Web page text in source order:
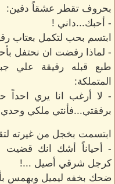
بحروف تقطر عشقاً دفين:
- أحبك...داني !
ابتسم بحب لتكمل بعتاب
- لماذا رفضت ان نحتفل
طبع قبله رقيقة علي
المتملكة:
- لا أرغب انا يري
برفقتي...فأنتي ملكي
ابتسمت بخجل من غيرته
- أحياناً أشك انك قضيت
كرجل شرقي أصيل ...!
ضحك بخفه ليميل ويهمس